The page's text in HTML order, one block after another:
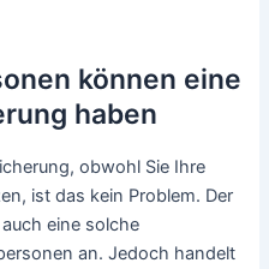
können eine
haben
obwohl Sie Ihre
ist das kein Problem. Der
eine solche
an. Jedoch handelt